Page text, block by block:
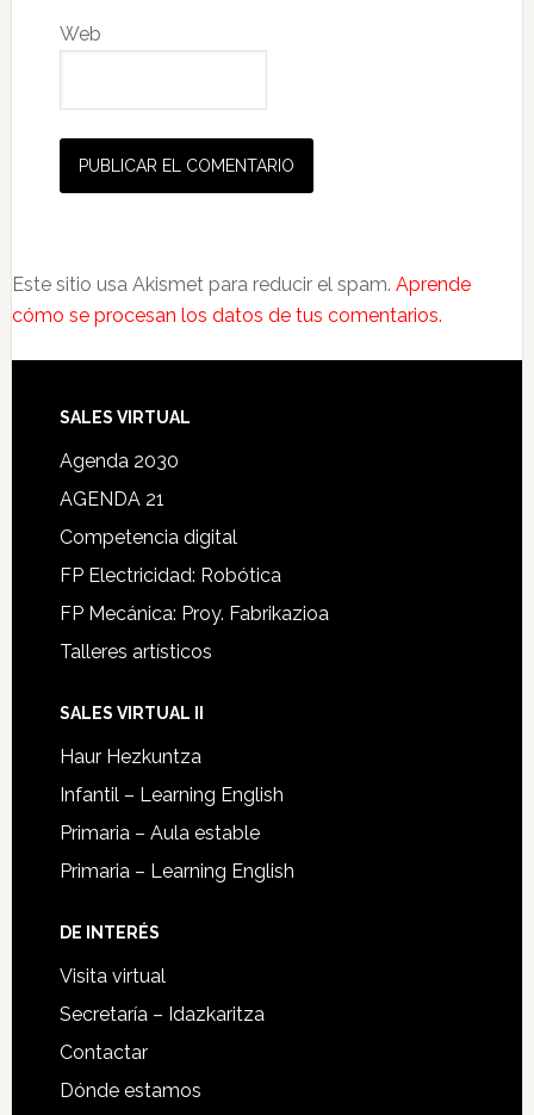
Web
Este sitio usa Akismet para reducir el spam. Aprende
cómo se procesan los datos de tus comentarios.
SALES VIRTUAL
Agenda 2030
AGENDA 21
Competencia digital
FP Electricidad: Robótica
FP Mecánica: Proy. Fabrikazioa
Talleres artísticos
SALES VIRTUAL II
Haur Hezkuntza
Infantil – Learning English
Primaria – Aula estable
Primaria – Learning English
DE INTERÉS
Visita virtual
Secretaría – Idazkaritza
Contactar
Dónde estamos